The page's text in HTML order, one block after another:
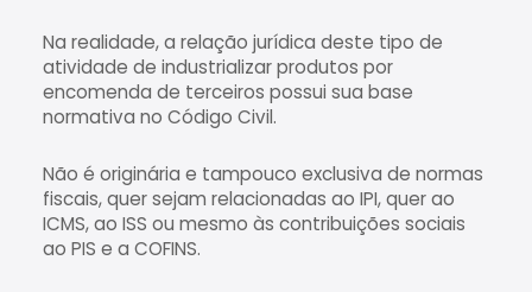
Na realidade, a relação jurídica deste tipo de
atividade de industrializar produtos por
encomenda de terceiros possui sua base
normativa no Código Civil.
Não é originária e tampouco exclusiva de normas
fiscais, quer sejam relacionadas ao IPI, quer ao
ICMS, ao ISS ou mesmo às contribuições sociais
ao PIS e a COFINS.